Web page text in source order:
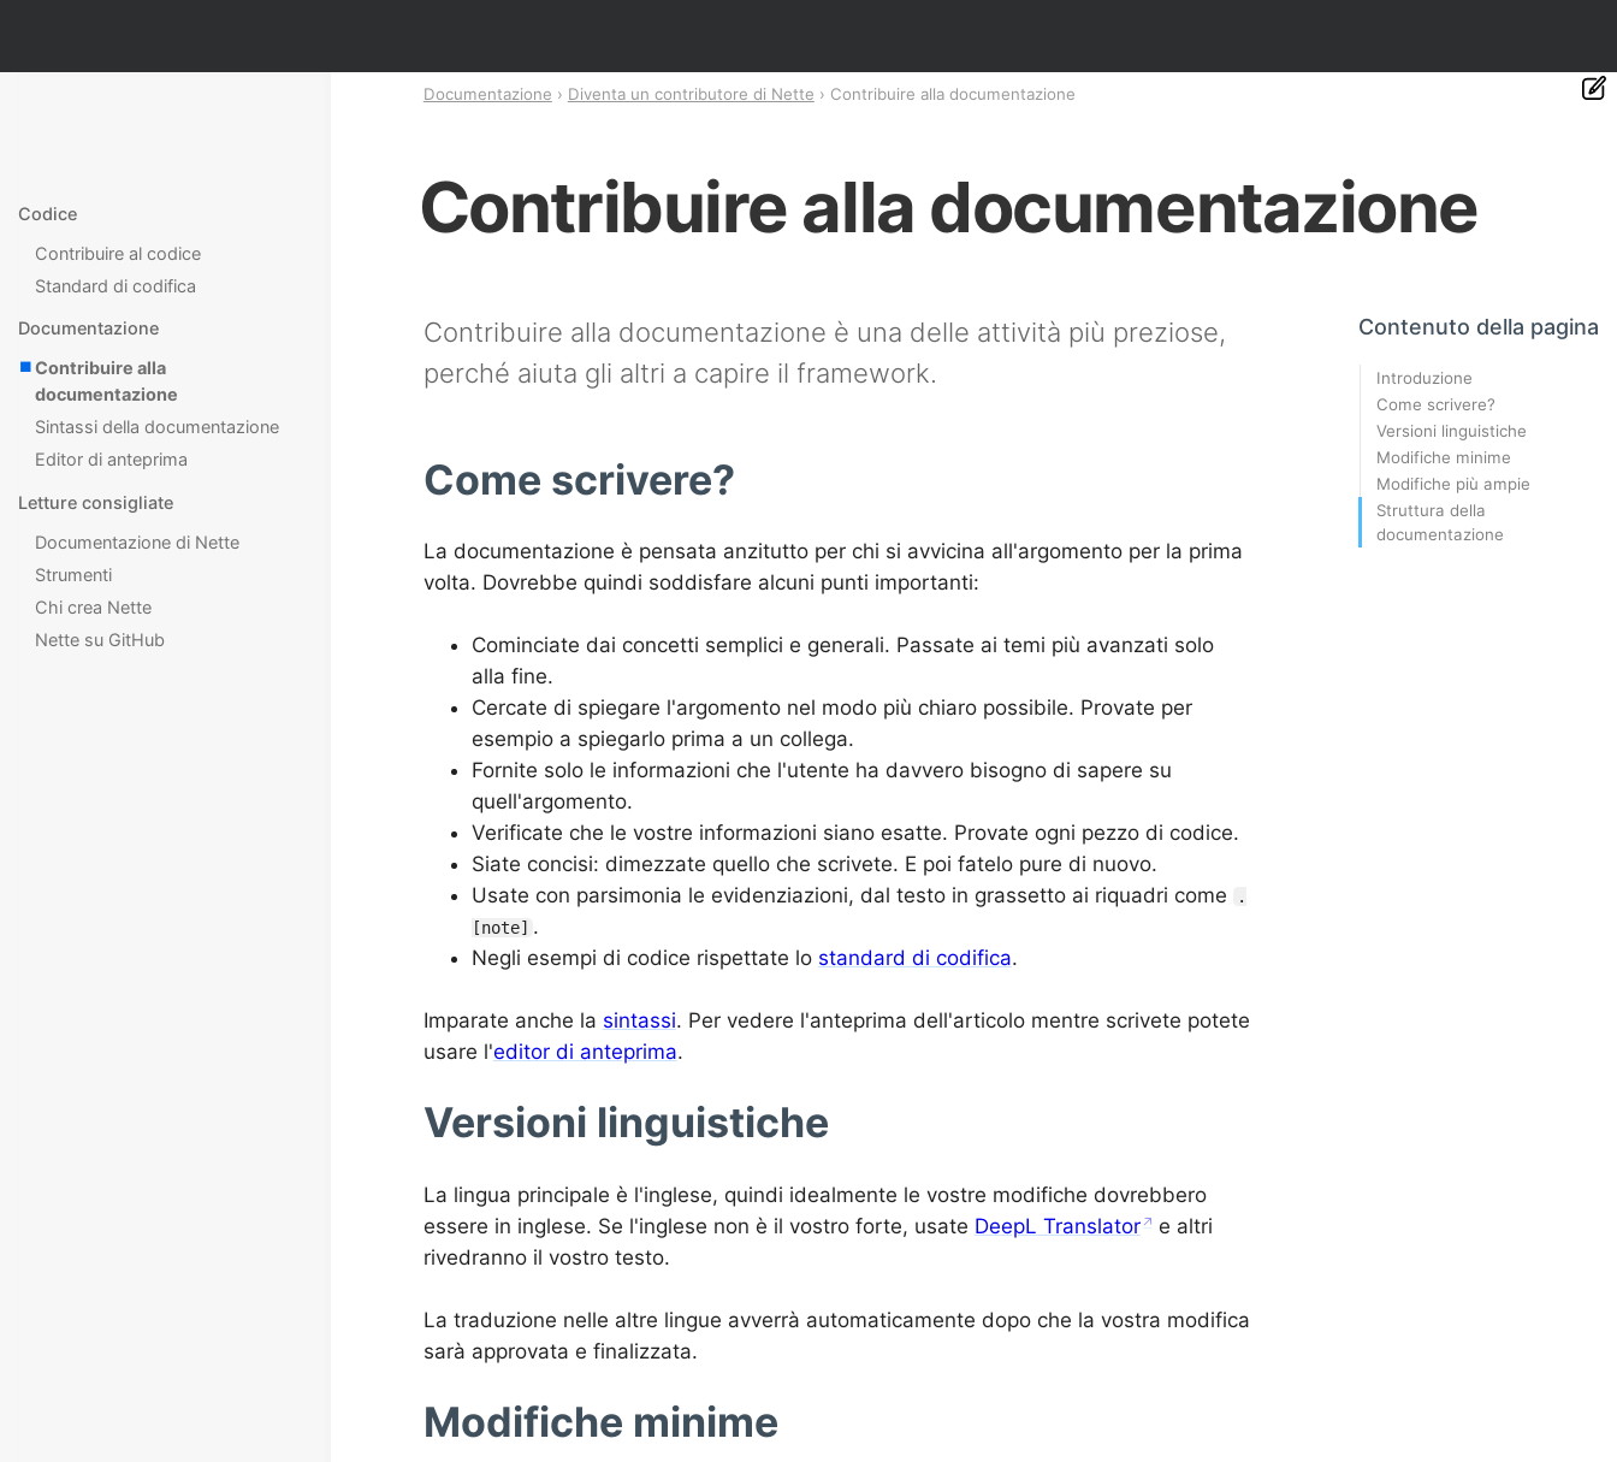
Contribuire alla documentazione
Contribuire alla documentazione è una delle attività più preziose,
perché aiuta gli altri a capire il framework.
Come scrivere?
La documentazione è pensata anzitutto per chi si avvicina all'argomento per la prima
volta. Dovrebbe quindi soddisfare alcuni punti importanti:
Cominciate dai concetti semplici e generali. Passate ai temi più avanzati solo
alla fine.
Cercate di spiegare l'argomento nel modo più chiaro possibile. Provate per
esempio a spiegarlo prima a un collega.
Fornite solo le informazioni che l'utente ha davvero bisogno di sapere su
quell'argomento.
Verificate che le vostre informazioni siano esatte. Provate ogni pezzo di codice.
Siate concisi: dimezzate quello che scrivete. E poi fatelo pure di nuovo.
Usate con parsimonia le evidenziazioni, dal testo in grassetto ai riquadri come
.
[note] .
Negli esempi di codice rispettate lo standard di codifica.
Imparate anche la sintassi. Per vedere l'anteprima dell'articolo mentre scrivete potete
usare l'editor di anteprima.
Versioni linguistiche
La lingua principale è l'inglese, quindi idealmente le vostre modifiche dovrebbero
essere in inglese. Se l'inglese non è il vostro forte, usate DeepL Translator
e altri
rivedranno il vostro testo.
La traduzione nelle altre lingue avverrà automaticamente dopo che la vostra modifica
sarà approvata e finalizzata.
Modifiche minime
Documentazione Diventa un contributore di Nette Contribuire alla documentazione
Codice
Contribuire al codice
Standard di codifica
Documentazione
Contribuire alla
documentazione
Sintassi della documentazione
Editor di anteprima
Letture consigliate
Documentazione di Nette
Strumenti
Chi crea Nette
Nette su GitHub
Contenuto della pagina
Introduzione
Come scrivere?
Versioni linguistiche
Modifiche minime
Modifiche più ampie
Struttura della
documentazione